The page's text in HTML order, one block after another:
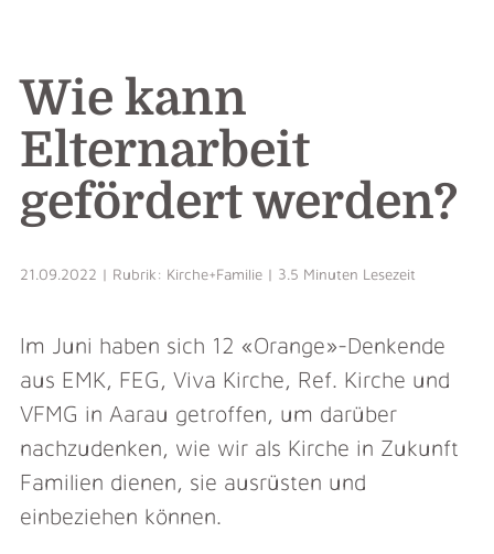
Wie kann
Elternarbeit
gefördert werden?
21.09.2022 | Rubrik: Kirche+Familie | 3.5 Minuten Lesezeit
Im Juni haben sich 12 «Orange»-Denkende
aus EMK, FEG, Viva Kirche, Ref. Kirche und
VFMG in Aarau getroffen, um darüber
nachzudenken, wie wir als Kirche in Zukunft
Familien dienen, sie ausrüsten und
einbeziehen können.